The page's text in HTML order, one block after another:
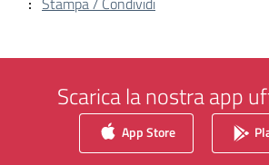
Scarica la nostra app
App Store